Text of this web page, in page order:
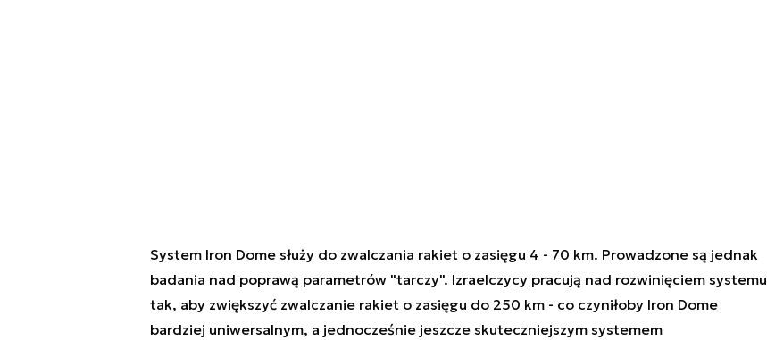
System Iron Dome służy do zwalczania rakiet o zasięgu 4 - 70 km. Prowadzone są jednak
badania nad poprawą parametrów "tarczy". Izraelczycy pracują nad rozwinięciem systemu
tak, aby zwiększyć zwalczanie rakiet o zasięgu do 250 km - co czyniłoby Iron Dome
bardziej uniwersalnym, a jednocześnie jeszcze skuteczniejszym systemem